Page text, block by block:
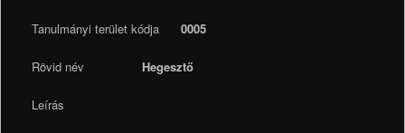
Tanulmányi terület kódja 0005
Rövid név Hegesztő
Leírás